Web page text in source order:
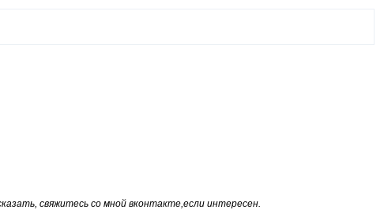
свяжитесь со мной вконтакте,если интересен.